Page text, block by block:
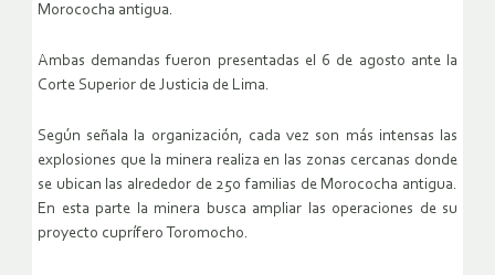
Morococha antigua.
Ambas demandas fueron presentadas el 6 de agosto ante la
Corte Superior de Justicia de Lima.
Según señala la organización, cada vez son más intensas las
explosiones que la minera realiza en las zonas cercanas donde
se ubican las alrededor de 250 familias de Morococha antigua.
En esta parte la minera busca ampliar las operaciones de su
proyecto cuprífero Toromocho.